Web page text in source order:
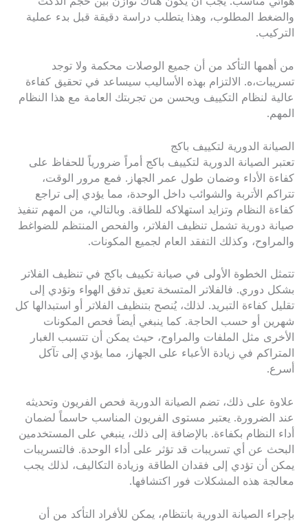
والضغط المطلوب، وهذا يتطلب دراسة دقيقة قبل بدء عملية
التركيب.
من أهمها التأكد من أن جميع الوصلات محكمة ولا توجد
تسريبات،ه. الالتزام بهذه الأساليب سيساعد في تحقيق كفاءة
عالية لنظام التكييف ويحسن من تجربتك العامة مع هذا النظام
المهم.
الصيانة الدورية لتكييف باكج
تعتبر الصيانة الدورية لتكييف باكج أمراً ضرورياً للحفاظ على
كفاءة الأداء وضمان طول عمر الجهاز. فمع مرور الوقت،
تتراكم الأتربة والشوائب داخل الوحدة، مما يؤدي إلى تراجع
كفاءة النظام وتزايد استهلاكه للطاقة. وبالتالي، من المهم تنفيذ
صيانة دورية تشمل تنظيف الفلاتر، والفحص المنتظم للضواغط
والمراوح، وكذلك التفقد العام لجميع المكونات.
تتمثل الخطوة الأولى في صيانة تكييف باكج في تنظيف الفلاتر
بشكل دوري. فالفلاتر المتسخة تعيق تدفق الهواء وتؤدي إلى
تقليل كفاءة التبريد. لذلك، يُنصح بتنظيف الفلاتر أو استبدالها كل
شهرين أو حسب الحاجة. كما ينبغي أيضاً فحص المكونات
الأخرى مثل الملفات والمراوح، حيث يمكن أن تتسبب الغبار
المتراكم في زيادة الأعباء على الجهاز، مما يؤدي إلى تآكل
أسرع.
علاوة على ذلك، تضم الصيانة الدورية فحص الفريون وتحديثه
عند الضرورة. يعتبر مستوى الفريون المناسب حاسماً لضمان
أداء النظام بكفاءة. بالإضافة إلى ذلك، ينبغي على المستخدمين
البحث عن أي تسريبات قد تؤثر على أداء الوحدة. فالتسريبات
يمكن أن تؤدي إلى فقدان الطاقة وزيادة التكاليف، لذلك يجب
معالجة هذه المشكلات فور اكتشافها.
بإجراء الصيانة الدورية بانتظام، يمكن للأفراد التأكد من أن